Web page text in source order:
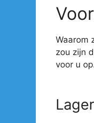
Waarom
zou zijn
voor u